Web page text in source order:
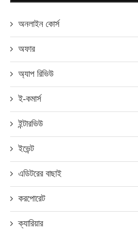
অনলাইন কোর্স
অফার
অ্যাপ রিভিউ
ই-কমার্স
ইন্টারভিউ
ইভেন্ট
এডিটরের বাছাই
করপোরেট
ক্যারিয়ার